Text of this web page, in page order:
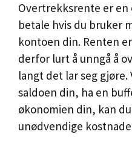
Overtrekksrente er en
betale hvis du bruker
kontoen din. Renten
derfor lurt å unngå å
langt det lar seg gjøre.
saldoen din, ha en
økonomien din, kan
unødvendige